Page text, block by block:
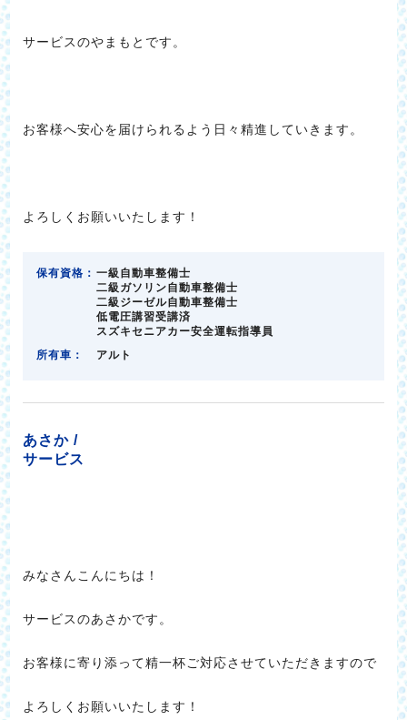
サービスのやまもとです。
お客様へ安心を届けられるよう日々精進していきます。
よろしくお願いいたします！
保有資格： 一級自動車整備士
二級ガソリン自動車整備士
二級ジーゼル自動車整備士
低電圧講習受講済
スズキセニアカー安全運転指導員
所有車：
アルト
あさか /
サービス
みなさんこんにちは！
サービスのあさかです。
お客様に寄り添って精一杯ご対応させていただきますので
よろしくお願いいたします！